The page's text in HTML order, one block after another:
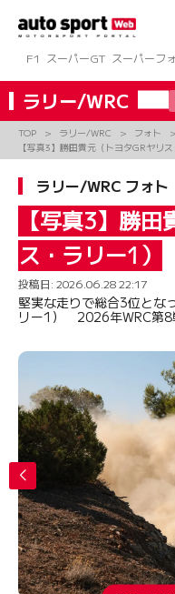
ツ
へ
ス
キ
プ
F1 スーパーGT スーパーフ
ラリー/WRC
TOP ラリー/WRC
フォト
【写真3】勝田貴元（トヨタGRヤリス
ラリー/WRC フォト
【写真3】勝
ス・ラリー1）
投稿日: 2026.06.28 22:17
堅実な走りで総合3位とな
リー1） 2026年WRC第8